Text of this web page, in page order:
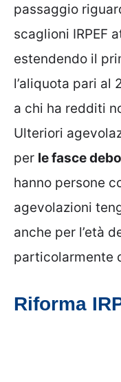
passaggio
scaglioni IRPEF
estendendo il
l’aliquota pari al
a chi ha redditi
Ulteriori
per le fasce
hanno persone
agevolazioni
anche per l’età
particolarmente
Riforma